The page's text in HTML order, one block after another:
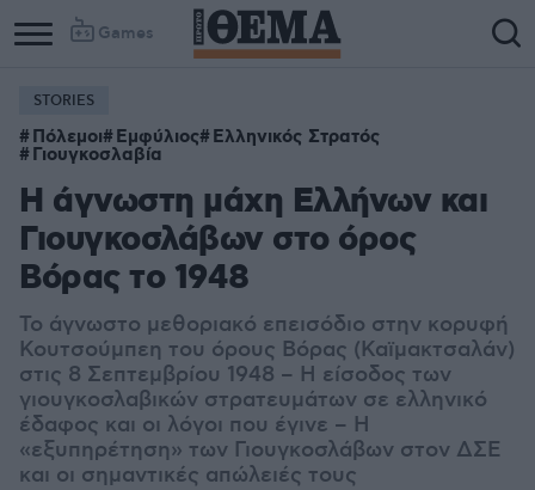
Games
STORIES
Πόλεμοι Εμφύλιος Ελληνικός Στρατός
Γιουγκοσλαβία
Η άγνωστη μάχη Ελλήνων και
Γιουγκοσλάβων στο όρος
Βόρας το 1948
Το άγνωστο μεθοριακό επεισόδιο στην κορυφή
Κουτσούμπεη του όρους Βόρας (Καϊμακτσαλάν)
στις 8 Σεπτεμβρίου 1948 – Η είσοδος των
γιουγκοσλαβικών στρατευμάτων σε ελληνικό
έδαφος και οι λόγοι που έγινε – Η
«εξυπηρέτηση» των Γιουγκοσλάβων στον ΔΣΕ
και οι σημαντικές απώλειές τους